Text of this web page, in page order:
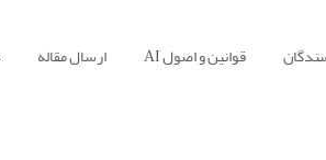
قوانین و اصول AI ارسال مقاله